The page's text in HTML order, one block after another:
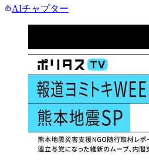
AIチャプター